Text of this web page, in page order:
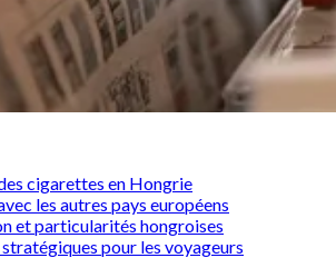
cigarettes en Hongrie
les autres pays européens
et particularités hongroises
pour les voyageurs